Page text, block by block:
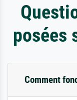
posées
Comment